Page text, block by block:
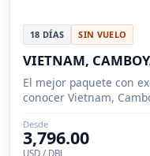
18 DÍAS SIN VUELO
VIETNAM,
El mejor paquete con
conocer Vietnam,
Desde
3,796.00
USD / DBL